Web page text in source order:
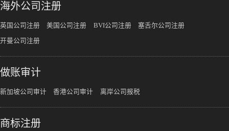
海外公司注册
英国公司注册 美国公司注册 BVI公司注册 塞舌尔公司注册
开曼公司注册
做账审计
新加坡公司审计 香港公司审计 离岸公司报税
商标注册